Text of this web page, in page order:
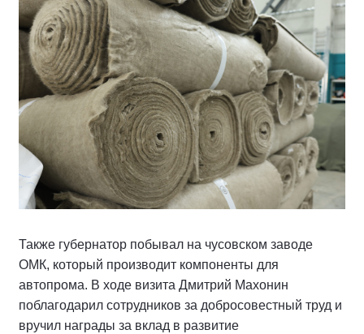
Также губернатор побывал на чусовском заводе
ОМК, который производит компоненты для
автопрома. В ходе визита Дмитрий Махонин
поблагодарил сотрудников за добросовестный труд и
вручил награды за вклад в развитие